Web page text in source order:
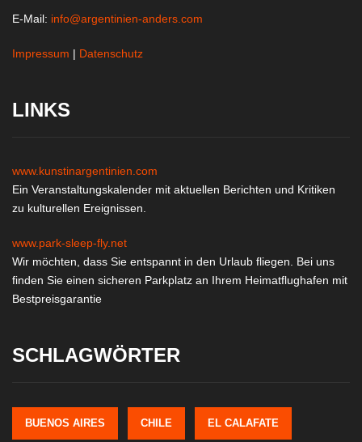
E-Mail: info@argentinien-anders.com
Impressum | Datenschutz
LINKS
www.kunstinargentinien.com
Ein Veranstaltungskalender mit aktuellen Berichten und Kritiken
zu kulturellen Ereignissen.
www.park-sleep-fly.net
Wir möchten, dass Sie entspannt in den Urlaub fliegen. Bei uns
finden Sie einen sicheren Parkplatz an Ihrem Heimatflughafen mit
Bestpreisgarantie
SCHLAGWÖRTER
BUENOS AIRES CHILE EL CALAFATE